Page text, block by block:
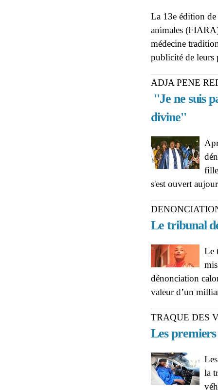
La 13e édition de
animales
médecine
publicité de
ADJA PENE
''Je ne suis
divine''
s'est ouvert
Le tribunal
Le
dénonciation
valeur d’un
TRAQUE DES
Les
la